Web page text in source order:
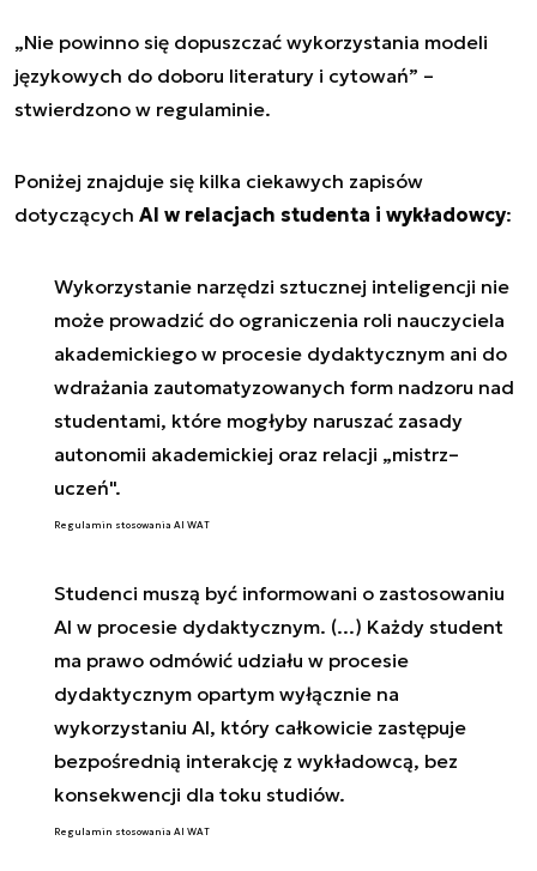
„Nie powinno się dopuszczać wykorzystania modeli
językowych do doboru literatury i cytowań” –
stwierdzono w regulaminie.
Poniżej znajduje się kilka ciekawych zapisów
dotyczących AI w relacjach studenta i wykładowcy:
Wykorzystanie narzędzi sztucznej inteligencji nie
może prowadzić do ograniczenia roli nauczyciela
akademickiego w procesie dydaktycznym ani do
wdrażania zautomatyzowanych form nadzoru nad
studentami, które mogłyby naruszać zasady
autonomii akademickiej oraz relacji „mistrz–
uczeń".
Regulamin stosowania AI WAT
Studenci muszą być informowani o zastosowaniu
AI w procesie dydaktycznym. (...) Każdy student
ma prawo odmówić udziału w procesie
dydaktycznym opartym wyłącznie na
wykorzystaniu AI, który całkowicie zastępuje
bezpośrednią interakcję z wykładowcą, bez
konsekwencji dla toku studiów.
Regulamin stosowania AI WAT